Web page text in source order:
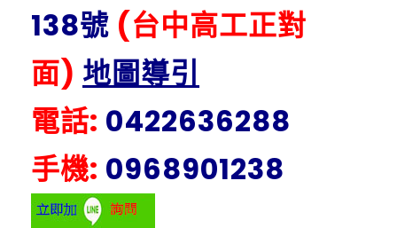
138號 (台中高工正對
面) 地圖導引
電話: 0422636288
手機: 0968901238